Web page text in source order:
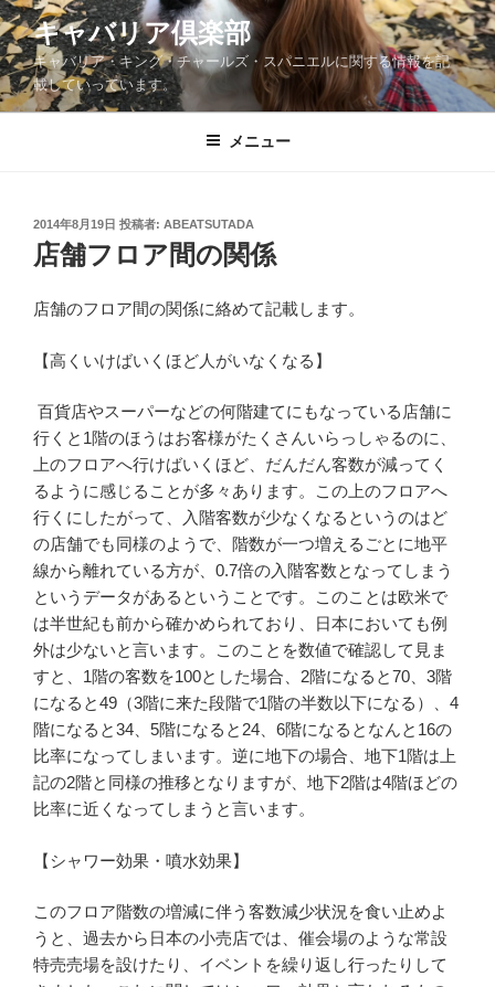
コ
ン
テ
ン
ツ
キャバリア倶楽部
キャバリア・キング・チャールズ・スパニエルに関する情報を記
載していっています。
メニュー
投
稿
日:
2014年8月19日 投稿者: ABEATSUTADA
店舗フロア間の関係
店舗のフロア間の関係に絡めて記載します。
【高くいけばいくほど人がいなくなる】
百貨店やスーパーなどの何階建てにもなっている店舗に
行くと1階のほうはお客様がたくさんいらっしゃるのに、
上のフロアへ行けばいくほど、だんだん客数が減ってく
るように感じることが多々あります。この上のフロアへ
行くにしたがって、入階客数が少なくなるというのはど
の店舗でも同様のようで、階数が一つ増えるごとに地平
線から離れている方が、0.7倍の入階客数となってしまう
というデータがあるということです。このことは欧米で
は半世紀も前から確かめられており、日本においても例
外は少ないと言います。このことを数値で確認して見ま
すと、1階の客数を100とした場合、2階になると70、3階
になると49（3階に来た段階で1階の半数以下になる）、4
階になると34、5階になると24、6階になるとなんと16の
比率になってしまいます。逆に地下の場合、地下1階は上
記の2階と同様の推移となりますが、地下2階は4階ほどの
比率に近くなってしまうと言います。
【シャワー効果・噴水効果】
このフロア階数の増減に伴う客数減少状況を食い止めよ
うと、過去から日本の小売店では、催会場のような常設
特売売場を設けたり、イベントを繰り返し行ったりして